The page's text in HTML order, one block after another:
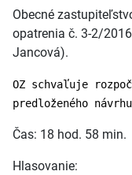
Obecné
opatrenia č. 3-2/
Jancová).
OZ schvaľuje
predloženého
Čas: 18 hod. 58 min.
Hlasovanie: